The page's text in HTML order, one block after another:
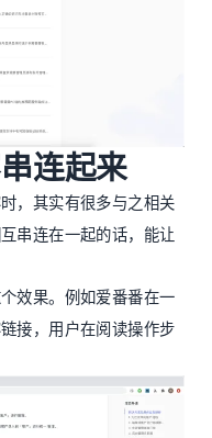
连起来
，其实有很多与之相关
串连在一起的话，能让
效果。例如爱番番在一
接，用户在阅读操作步